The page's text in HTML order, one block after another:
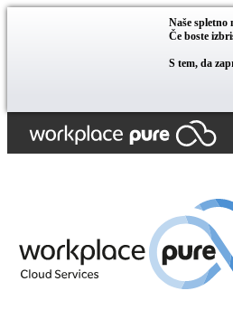
Naše
Če boste
S tem, da